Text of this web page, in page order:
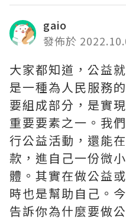
gaio
發佈於
大家都知道，公益
是一種為人民服務
要組成部分，是實
重要要素之一。我
行公益活動，還能在
款，進自己一份微
體。其實在做公益
時也是幫助自己。
告訴你為什麼要做公